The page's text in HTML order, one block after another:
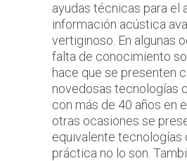
ayudas técnicas para el
información acústica
vertiginoso. En algunas
falta de conocimiento
hace que se presenten
novedosas tecnologías
con más de 40 años en
otras ocasiones se
equivalente tecnologías
práctica no lo son.